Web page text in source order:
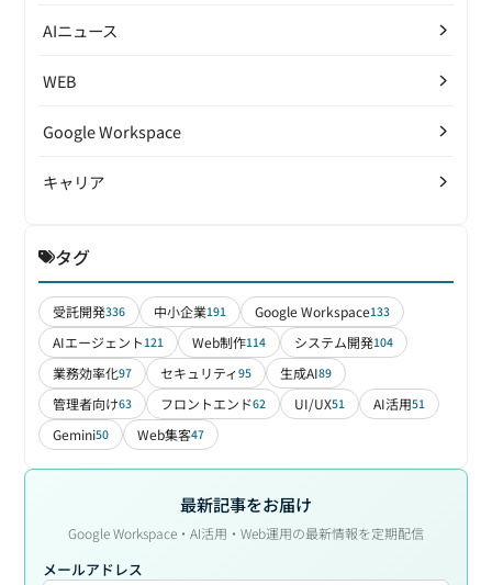
AIニュース
WEB
Google Workspace
キャリア
タグ
受託開発336 中小企業191 Google Workspace133
AIエージェント121 Web制作114 システム開発104
業務効率化97 セキュリティ95 生成AI89
管理者向け63 フロントエンド62 UI/UX51 AI活用51
Gemini50 Web集客47
最新記事をお届け
Google Workspace・AI活用・Web運用の最新情報を定期配信
メールアドレス